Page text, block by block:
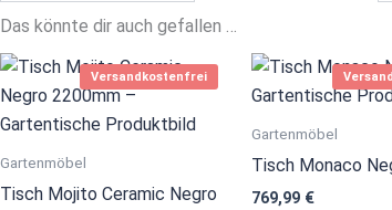
Das könnte dir auch gefallen …
Versandkostenfrei
Gartenmöbel
Tisch Mojito Ceramic Negro
Gartenmöbel
Tisch Monaco
769,99 €